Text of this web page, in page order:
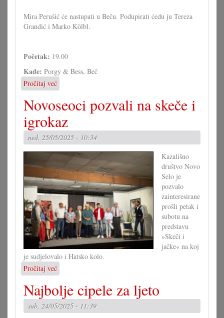
Mira Perušić će nastupati u Beču. Podupirati ćedu ju Tereza
Grandić i Marko Kölbl.
Početak: 19.00
Kade: Porgy & Bess, Beč
Pročitaj već
Mira
Perušić
u
Porgy
&
Bess
Novoseoci pozvali na skeče i
igrokaz
ned, 25/05/2025 - 10:34
Kazališno
društvo Novo
Selo je
pozvalo
zainteresirane
prošli petak i
subotu na
predstavu
»Skeči i
jačke« na koj
je sudjelovalo i Hatsko kolo.
Pročitaj već
Novoseoci
pozvali
na
skeče
Najbolje cipele za ljeto
sub, 24/05/2025 - 11:39